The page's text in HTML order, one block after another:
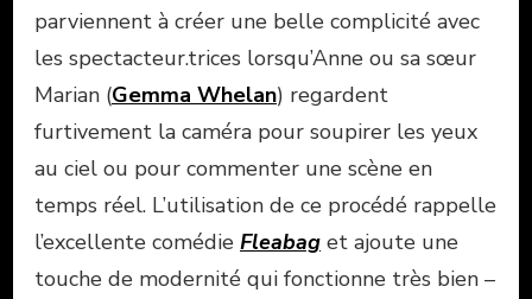
parviennent à créer une belle complicité avec
les spectacteur.trices lorsqu’Anne ou sa sœur
Marian (Gemma Whelan) regardent
furtivement la caméra pour soupirer les yeux
au ciel ou pour commenter une scène en
temps réel. L’utilisation de ce procédé rappelle
l’excellente comédie Fleabag et ajoute une
touche de modernité qui fonctionne très bien –